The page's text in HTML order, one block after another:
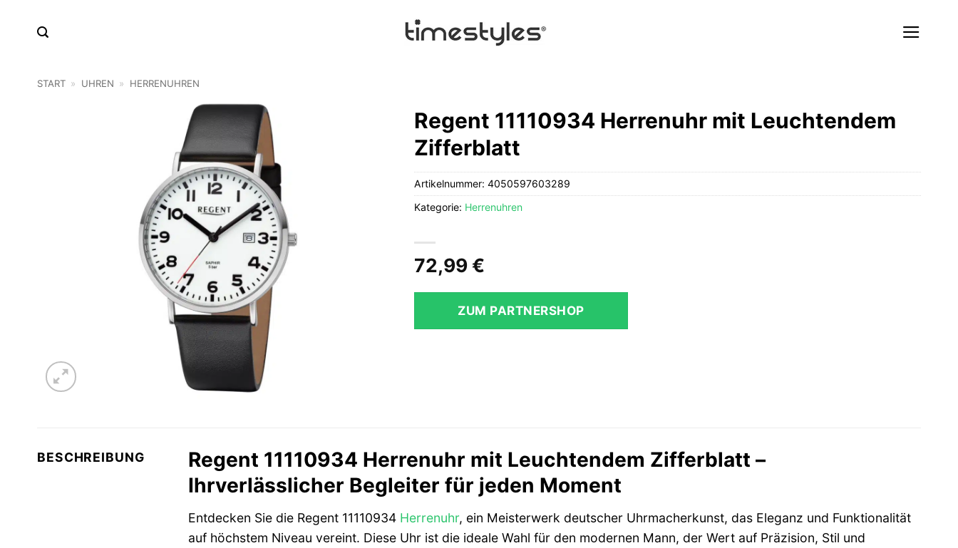
START » UHREN » HERRENUHREN
Regent 11110934 Herrenuhr mit Leuchtendem
Zifferblatt
72,99 €
ZUM PARTNERSHOP
Artikelnummer:4050597603289
Kategorie: Herrenuhren
BESCHREIBUNG
Regent 11110934 Herrenuhr mit Leuchtendem Zifferblatt –
Ihrverlässlicher Begleiter für jeden Moment
Entdecken Sie die Regent 11110934 Herrenuhr, ein Meisterwerk deutscher Uhrmacherkunst, das Eleganz und Funktionalität
auf höchstem Niveau vereint. Diese Uhr ist die ideale Wahl für den modernen Mann, der Wert auf Präzision, Stil und